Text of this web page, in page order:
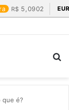
5,0902
pena
que é?